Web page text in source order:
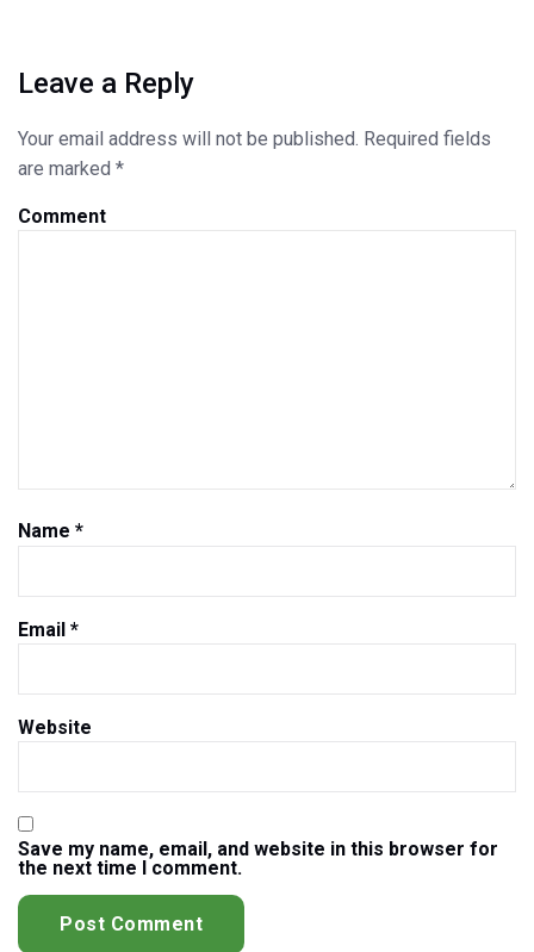
Leave a Reply
Your email address will not be published. Required fields
are marked *
Comment
Name *
Email *
Website
Save my name, email, and website in this browser for
the next time I comment.